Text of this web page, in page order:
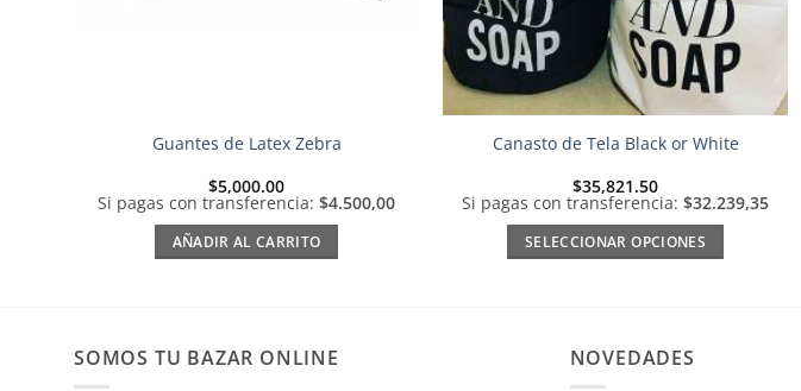
Guantes de Latex Zebra
$5,000.00
Si pagas con transferencia: $4.500,00
AÑADIR AL CARRITO
Canasto de Tela Black or White
$35,821.50
Si pagas con transferencia: $32.239,35
SELECCIONAR OPCIONES
múltiples
SOMOS TU BAZAR ONLINE NOVEDADES